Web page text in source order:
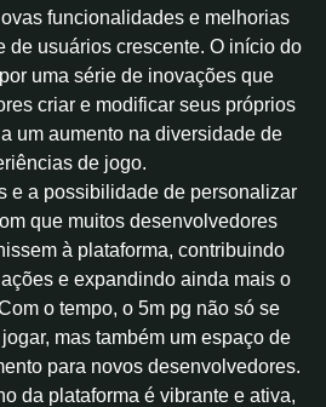
funcionalidades e melhorias
de usuários crescente. O início do
uma série de inovações que
criar e modificar seus próprios
um aumento na diversidade de
de jogo.
e a possibilidade de personalizar
que muitos desenvolvedores
à plataforma, contribuindo
e expandindo ainda mais o
o tempo, o 5m pg não só se
mas também um espaço de
para novos desenvolvedores.
da plataforma é vibrante e ativa,